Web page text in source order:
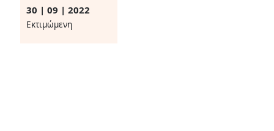
30 | 09 | 2022
Eκτιμώμενη